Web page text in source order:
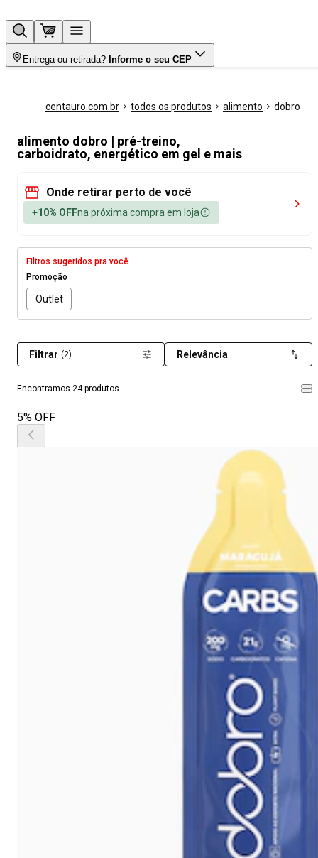
Entrega ou retirada? Informe o seu CEP
centauro.com.br todos os produtos alimento dobro
alimento dobro | pré-treino,
carboidrato, energético em gel e mais
Onde retirar perto de você
+10% OFFna próxima compra em loja
Filtros sugeridos pra você
Promoção
Outlet
Encontramos 24 produtos
Filtrar (2) Relevância
5% OFF